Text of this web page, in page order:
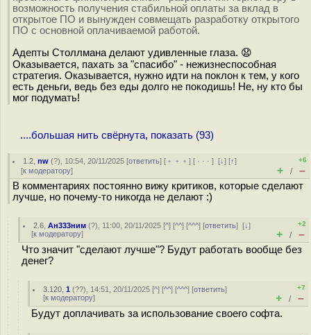
возможность получения стабильной оплаты за вклад в
открытое ПО и вынужден совмещать разработку открытого
ПО с основной оплачиваемой работой.
Адепты Столлмана делают удивленные глаза. 😧
Оказывается, пахать за "спасибо" - нежизнеспособная
стратегия. Оказывается, нужно идти на поклон к тем, у кого
есть деньги, ведь без еды долго не покодишь! Не, ну кто бы
мог подумать!
....большая нить свёрнута, показать (93)
1.2 ,nw (?), 10:54, 20/11/2025 [ответить] [ ﹢﹢﹢] [ · · ·][↓] [↑]
[к модератору]
+6
+ / –
В комментариях постоянно вижу критиков, которые сделают
лучше, но почему-то никогда не делают :)
2.6 ,Ан333ним (?), 11:00, 20/11/2025 [^] [^^] [^^^] [ответить][↓]
[к модератору]
+2
+ / –
Что значит "сделают лучше"? Будут работать вообще без
денег?
3.120 ,1 (??), 14:51, 20/11/2025 [^] [^^] [^^^] [ответить]
[к модератору]
+7
+ / –
Будут доплачивать за использование своего софта.